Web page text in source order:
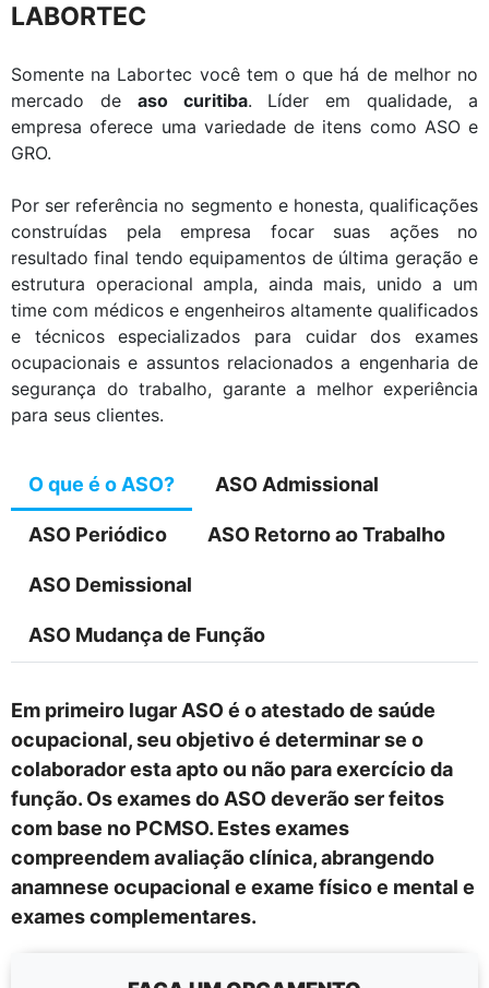
LABORTEC
Somente na Labortec você tem o que há de melhor no
mercado de aso curitiba. Líder em qualidade, a
empresa oferece uma variedade de itens como ASO e
GRO.
Por ser referência no segmento e honesta, qualificações
construídas pela empresa focar suas ações no
resultado final tendo equipamentos de última geração e
estrutura operacional ampla, ainda mais, unido a um
time com médicos e engenheiros altamente qualificados
e técnicos especializados para cuidar dos exames
ocupacionais e assuntos relacionados a engenharia de
segurança do trabalho, garante a melhor experiência
para seus clientes.
O que é o ASO? ASO Admissional
ASO Periódico ASO Retorno ao Trabalho
ASO Demissional
ASO Mudança de Função
Em primeiro lugar ASO é o atestado de saúde
ocupacional, seu objetivo é determinar se o
colaborador esta apto ou não para exercício da
função. Os exames do ASO deverão ser feitos
com base no PCMSO. Estes exames
compreendem avaliação clínica, abrangendo
anamnese ocupacional e exame físico e mental e
exames complementares.